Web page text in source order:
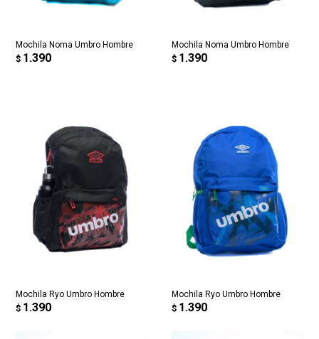
Mochila Noma Umbro Hombre
$ 1.390
Mochila Noma Umbro Hombre
$ 1.390
Mochila Ryo Umbro Hombre
$ 1.390
Mochila Ryo Umbro Hombre
$ 1.390
Celular
Fecha de nacimiento
¡Tenés hasta
para comprar en las cuotas que
Elegís Pago Después como metodo de pago
inconveniente, por cualquier duda contactanos
Por favor intenta nuevamente mas tarde.